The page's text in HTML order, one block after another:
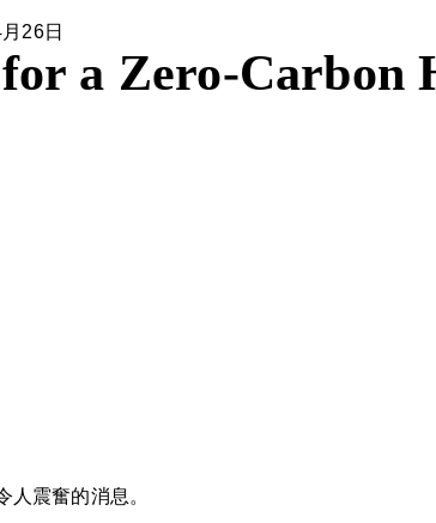
26日
a Zero-Carbon
震奮的消息。